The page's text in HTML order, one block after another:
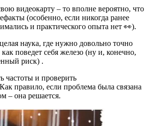
видеокарту – то вполне вероятно, что
(особенно, если никогда ранее
и практического опыта нет 👀).
наука, где нужно довольно точно
поведет себя железо (ну и, конечно,
риск) .
частоты и проверить
правило, если проблема была связана
– она решается.